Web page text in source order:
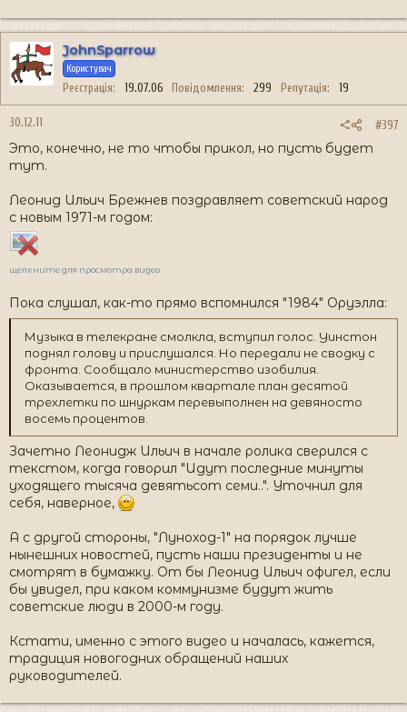
JohnSparrow
Користувач
Реєстрація 19.07.06 Повідомлення 299 Репутація 19
30.12.11 #397
Это, конечно, не то чтобы прикол, но пусть будет
тут.
Леонид Ильич Брежнев поздравляет советский народ
с новым 1971-м годом:
щелкните для просмотра видео
Пока слушал, как-то прямо вспомнился "1984" Оруэлла:
Музыка в телекране смолкла, вступил голос. Уинстон
поднял голову и прислушался. Но передали не сводку с
фронта. Сообщало министерство изобилия.
Оказывается, в прошлом квартале план десятой
трехлетки по шнуркам перевыполнен на девяносто
восемь процентов.
Зачетно Леонидж Ильич в начале ролика сверился с
текстом, когда говорил "Идут последние минуты
уходящего тысяча девятьсот семи..". Уточнил для
себя, наверное,
А с другой стороны, "Луноход-1" на порядок лучше
нынешних новостей, пусть наши президенты и не
смотрят в бумажку. От бы Леонид Ильич офигел, если
бы увидел, при каком коммунизме будут жить
советские люди в 2000-м году.
Кстати, именно с этого видео и началась, кажется,
традиция новогодних обращений наших
руководителей.